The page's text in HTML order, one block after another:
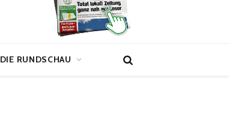
DIE RUNDSCHAU